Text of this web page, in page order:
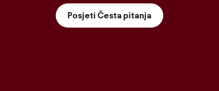
Posjeti Česta pitanja